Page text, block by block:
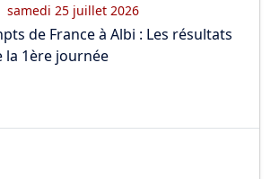
samedi 25 juillet 2026
de France à Albi : Les résultats
la 1ère journée